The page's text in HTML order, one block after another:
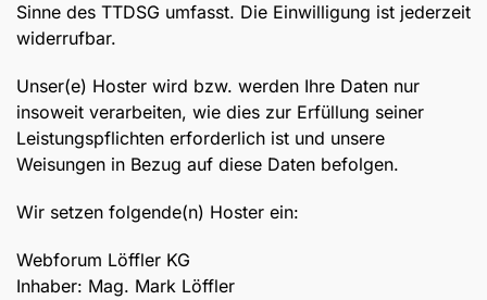
Sinne des TTDSG umfasst. Die Einwilligung ist jederzeit
widerrufbar.
Unser(e) Hoster wird bzw. werden Ihre Daten nur
insoweit verarbeiten, wie dies zur Erfüllung seiner
Leistungspflichten erforderlich ist und unsere
Weisungen in Bezug auf diese Daten befolgen.
Wir setzen folgende(n) Hoster ein:
Webforum Löffler KG
Inhaber: Mag. Mark Löffler